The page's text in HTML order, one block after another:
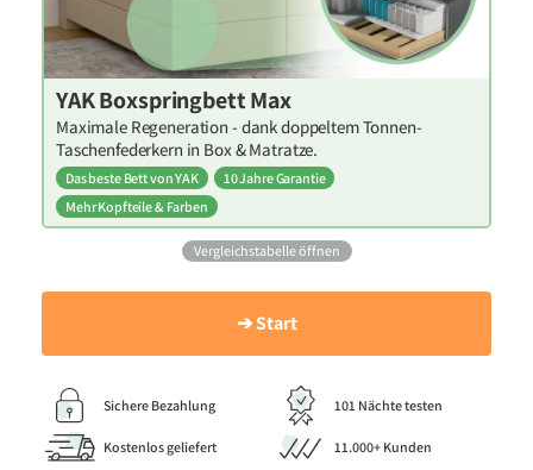
YAK Boxspringbett Max
Maximale Regeneration - dank doppeltem Tonnen-
Taschenfederkern in Box & Matratze.
Das beste Bett von YAK
10 Jahre Garantie
Mehr Kopfteile & Farben
Vergleichstabelle öffnen
➔ Start
Sichere Bezahlung 101 Nächte testen
Kostenlos geliefert 11.000+ Kunden